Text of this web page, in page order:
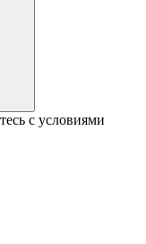
с условиями